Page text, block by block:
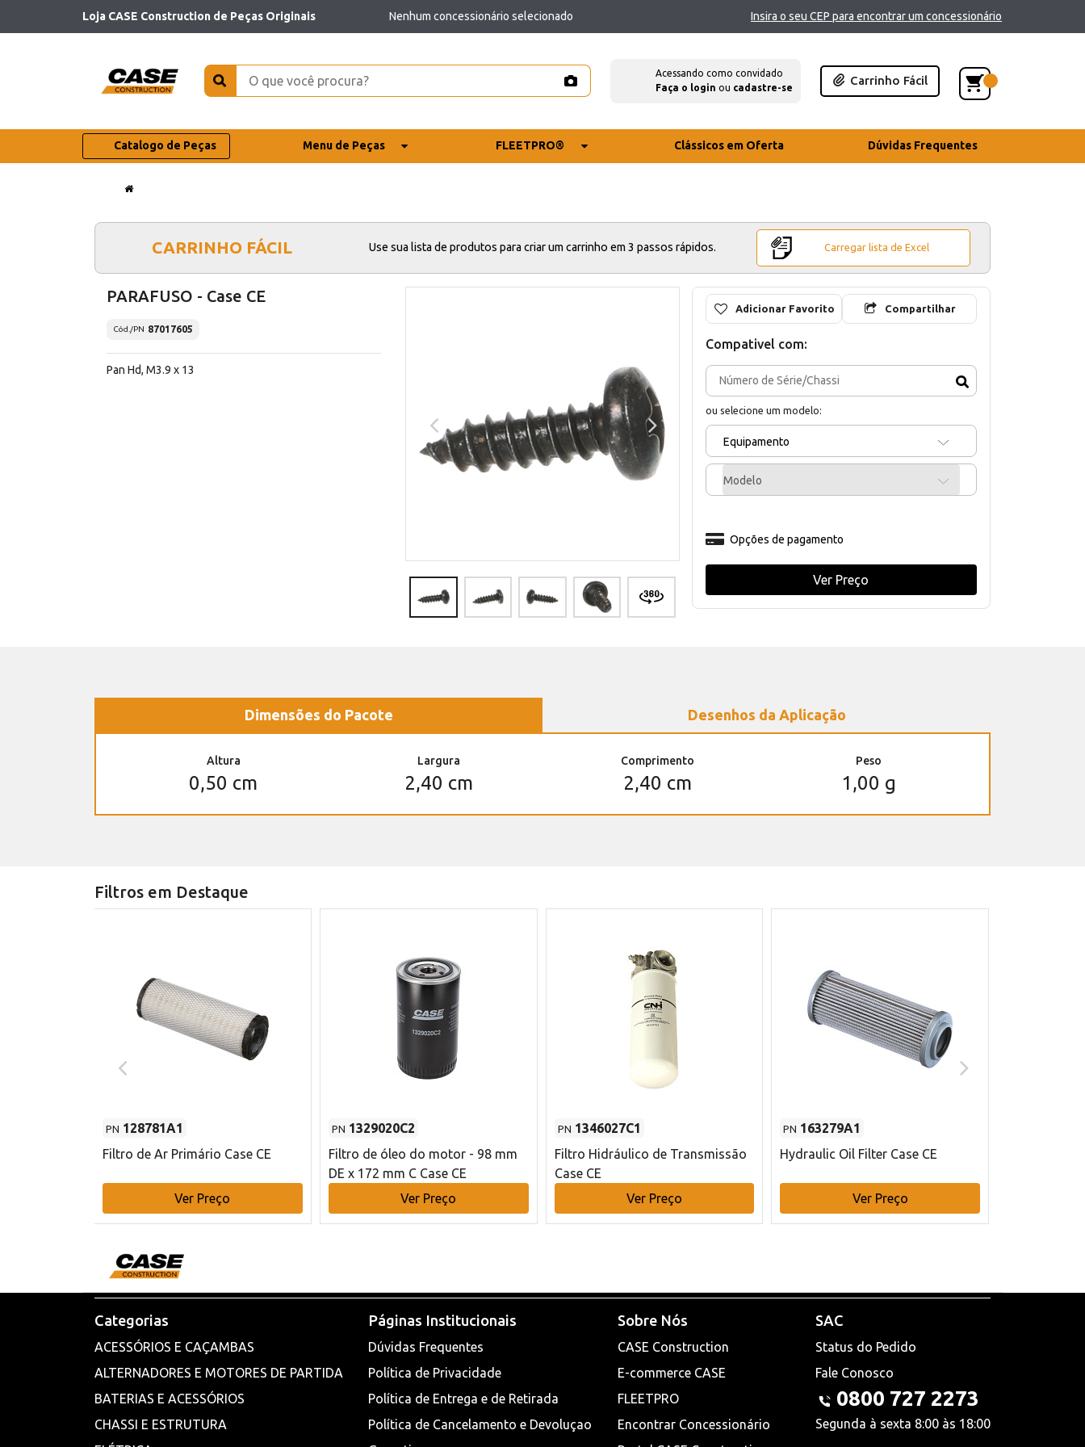
Loja CASE Construction de Peças Originais Nenhum concessionário selecionado Insira o seu CEP para encontrar um concessionário
Acessando como convidado
Faça o login ou cadastre-se
Carrinho Fácil
Catalogo de Peças Menu de Peças FLEETPRO® Clássicos em Oferta Dúvidas Frequentes
CARRINHO FÁCIL Use sua lista de produtos para criar um carrinho em 3 passos rápidos. Carregar lista de Excel
PARAFUSO - Case CE
Cód./PN 87017605
Pan Hd, M3.9 x 13
Adicionar Favorito Compartilhar
Compativel com:
ou selecione um modelo:
Equipamento
Modelo
Opções de pagamento
Ver Preço
Dimensões do Pacote Desenhos da Aplicação
Altura
0,50 cm
Largura
2,40 cm
Comprimento
2,40 cm
Peso
1,00 g
Filtros em Destaque
PN 128781A1
Filtro de Ar Primário Case CE
Ver Preço
PN 1329020C2
Filtro de óleo do motor - 98 mm
DE x 172 mm C Case CE
Ver Preço
PN 1346027C1
Filtro Hidráulico de Transmissão
Case CE
Ver Preço
PN 163279A1
Hydraulic Oil Filter Case CE
Ver Preço
Categorias
ACESSÓRIOS E CAÇAMBAS
ALTERNADORES E MOTORES DE PARTIDA
BATERIAS E ACESSÓRIOS
CHASSI E ESTRUTURA
Páginas Institucionais
Dúvidas Frequentes
Política de Privacidade
Política de Entrega e de Retirada
Política de Cancelamento e Devoluçao
Sobre Nós
CASE Construction
E-commerce CASE
FLEETPRO
Encontrar Concessionário
SAC
Status do Pedido
Fale Conosco
0800 727 2273
Segunda à sexta 8:00 às 18:00